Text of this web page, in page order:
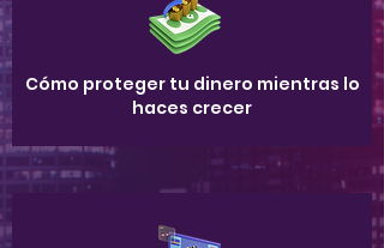
Cómo proteger tu dinero mientras lo
haces crecer